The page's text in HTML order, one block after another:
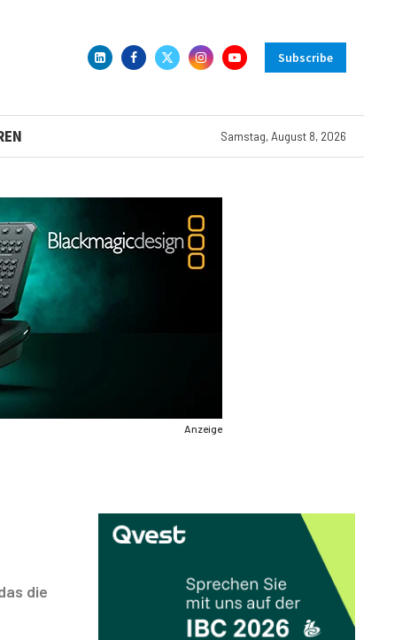
Subscribe
Samstag, August 8, 2026
Anzeige
die